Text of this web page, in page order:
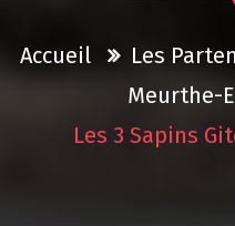
Accueil Les
Meurthe-
Les 3 Sapins